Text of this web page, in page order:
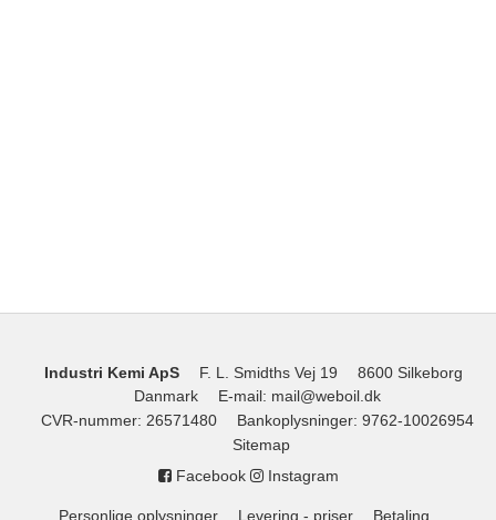
Industri Kemi ApS F. L. Smidths Vej 19
8600 Silkeborg
Danmark
E-mail: mail@weboil.dk
CVR-nummer: 26571480 Bankoplysninger: 9762-10026954
Sitemap
Facebook
Instagram
Personlige oplysninger Levering - priser Betaling